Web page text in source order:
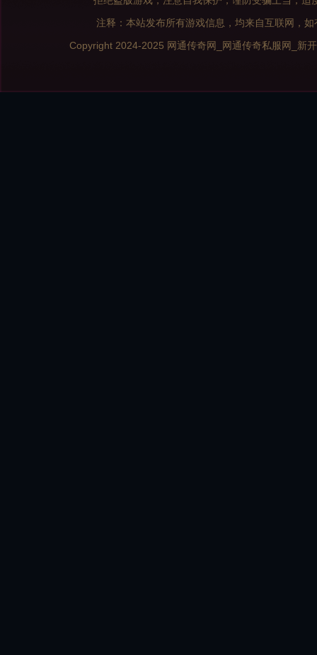
注释：本站发布所有游戏信息，均来自互联网，
Copyright 2024-2025 网通传奇网_网通传奇私服网_新